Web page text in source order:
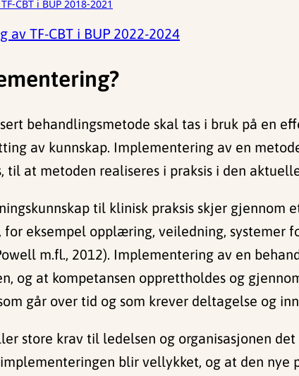
CBT i BUP 2018-2021
av TF-CBT i BUP 2022-2024
behandlingsmetode skal tas i bruk på en
av kunnskap. Implementering av en
til at metoden realiseres i praksis i den
til klinisk praksis skjer gjennom
eksempel opplæring, veiledning, systemer
m.fl., 2012). Implementering av en
og at kompetansen opprettholdes og
går over tid og som krever deltagelse og
store krav til ledelsen og organisasjonen
blir vellykket, og at den nye